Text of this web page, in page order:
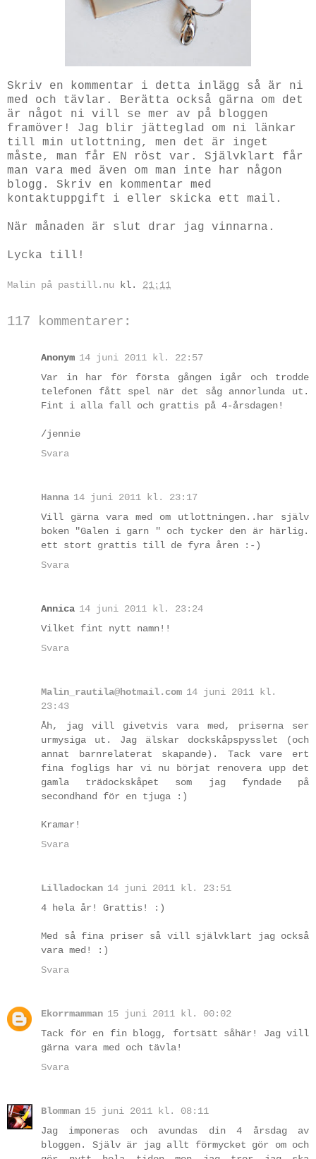
Skriv en kommentar i detta inlägg så är ni
med och tävlar. Berätta också gärna om det
är något ni vill se mer av på bloggen
framöver! Jag blir jätteglad om ni länkar
till min utlottning, men det är inget
måste, man får EN röst var. Självklart får
man vara med även om man inte har någon
blogg. Skriv en kommentar med
kontaktuppgift i eller skicka ett mail.
När månaden är slut drar jag vinnarna.
Lycka till!
Malin på pastill.nu kl. 21:11
117 kommentarer:
Anonym 14 juni 2011 kl. 22:57
Var in har för första gången igår och trodde
telefonen fått spel när det såg annorlunda ut.
Fint i alla fall och grattis på 4-årsdagen!
/jennie
Svara
Hanna 14 juni 2011 kl. 23:17
Vill gärna vara med om utlottningen..har själv
boken "Galen i garn " och tycker den är härlig.
ett stort grattis till de fyra åren :-)
Svara
Annica 14 juni 2011 kl. 23:24
Vilket fint nytt namn!!
Svara
Malin_rautila@hotmail.com 14 juni 2011 kl.
23:43
Åh, jag vill givetvis vara med, priserna ser
urmysiga ut. Jag älskar dockskåpspysslet (och
annat barnrelaterat skapande). Tack vare ert
fina fogligs har vi nu börjat renovera upp det
gamla trädockskåpet som jag fyndade på
secondhand för en tjuga :)
Kramar!
Svara
Lilladockan 14 juni 2011 kl. 23:51
4 hela år! Grattis! :)
Med så fina priser så vill självklart jag också
vara med! :)
Svara
Ekorrmamman 15 juni 2011 kl. 00:02
Tack för en fin blogg, fortsätt såhär! Jag vill
gärna vara med och tävla!
Svara
Blomman 15 juni 2011 kl. 08:11
Jag imponeras och avundas din 4 årsdag av
bloggen. Själv är jag allt förmycket gör om och